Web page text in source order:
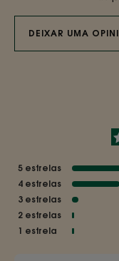
DEIXAR UMA
5 estrelas
4 estrelas
3 estrelas
2 estrelas
1 estrela